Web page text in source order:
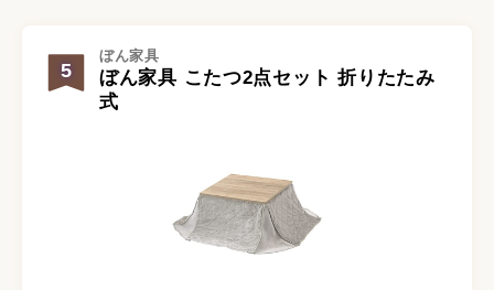
5
ぼん家具
ぼん家具 こたつ2点セット 折りたたみ
式